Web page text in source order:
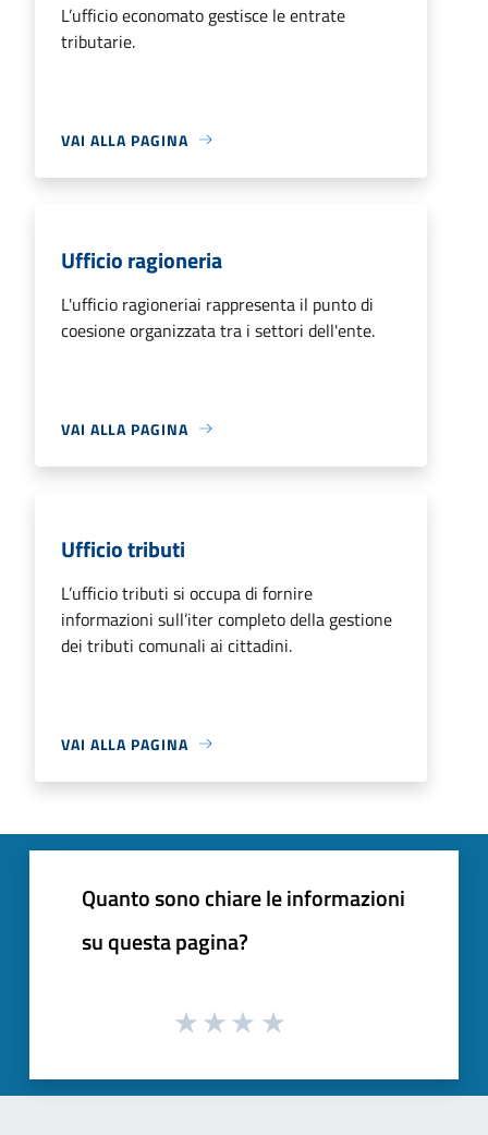
L’ufficio economato gestisce le entrate
tributarie.
VAI ALLA PAGINA
Ufficio ragioneria
L'ufficio ragioneriai rappresenta il punto di
coesione organizzata tra i settori dell'ente.
VAI ALLA PAGINA
Ufficio tributi
L’ufficio tributi si occupa di fornire
informazioni sull’iter completo della gestione
dei tributi comunali ai cittadini.
VAI ALLA PAGINA
Quanto sono chiare le informazioni
su questa pagina?